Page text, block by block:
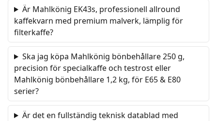
Är Mahlkönig EK43s, professionell allround
kaffekvarn med premium malverk, lämplig för
filterkaffe?
Ska jag köpa Mahlkönig bönbehållare 250 g,
precision för specialkaffe och testrost eller
Mahlkönig bönbehållare 1,2 kg, för E65 & E80
serier?
Är det en fullständig teknisk datablad med